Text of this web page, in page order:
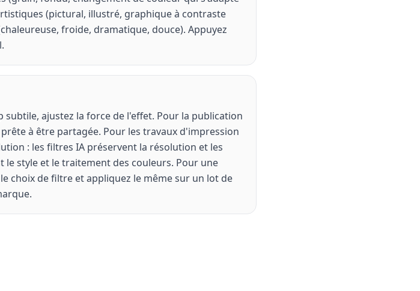
(pictural, illustré, graphique à contraste
froide, dramatique, douce). Appuyez
ajustez la force de l'effet. Pour la publication
à être partagée. Pour les travaux d'impression
: les filtres IA préservent la résolution et les
style et le traitement des couleurs. Pour une
choix de filtre et appliquez le même sur un lot de